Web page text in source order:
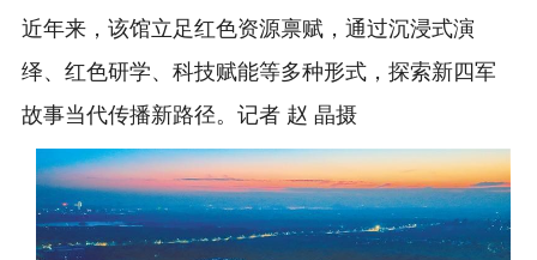
近年来，该馆立足红色资源禀赋，通过沉浸式演
绎、红色研学、科技赋能等多种形式，探索新四军
故事当代传播新路径。记者 赵 晶摄